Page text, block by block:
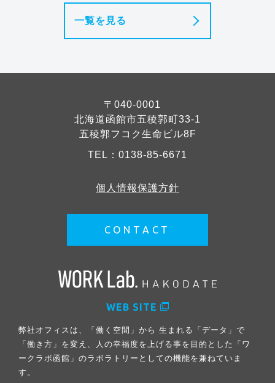
一覧を見る
〒040-0001
北海道函館市五稜郭町33-1
五稜郭フコク生命ビル8F
TEL： 0138-85-6671
個人情報保護方針
CONTACT
WEB SITE
弊社オフィスは、「働く空間」から 生まれる「データ」で
「働き方」を変え、人の幸福度を上げる事を目的とした「ワ
ークラボ函館」のラボラトリーとしての機能を兼ねていま
す。